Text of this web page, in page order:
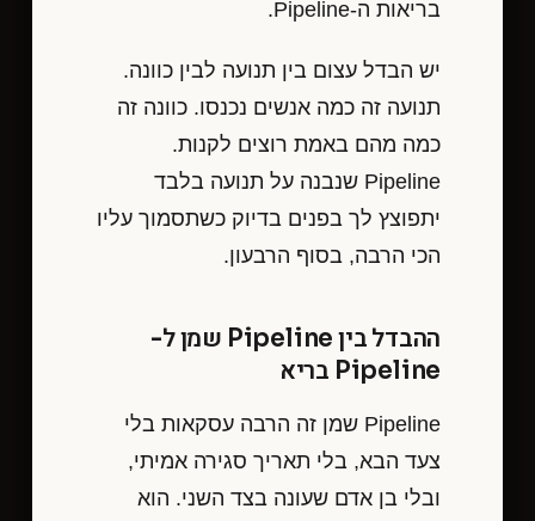
בריאות ה-Pipeline.
יש הבדל עצום בין תנועה לבין כוונה.
תנועה זה כמה אנשים נכנסו. כוונה זה
כמה מהם באמת רוצים לקנות.
Pipeline שנבנה על תנועה בלבד
יתפוצץ לך בפנים בדיוק כשתסמוך עליו
הכי הרבה, בסוף הרבעון.
ההבדל בין Pipeline שמן ל-
Pipeline בריא
Pipeline שמן זה הרבה עסקאות בלי
צעד הבא, בלי תאריך סגירה אמיתי,
ובלי בן אדם שעונה בצד השני. הוא